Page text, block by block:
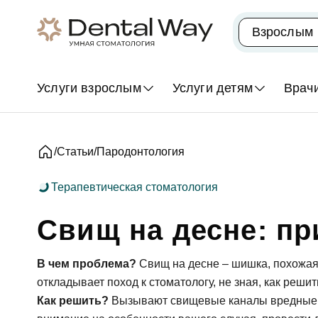
Взрослым
Услуги взрослым Услуги детям
Популярные запросы
Услуги для взрослых
Антистресс-стоматология (лечение зубов в
Терапевтическая стоматология (лечение
периодонтит, реставрация)
Хирургия стоматологическая, удаление зубов
Имплантация
Гнатология: лечение ВНЧС - при проблемах с
Услуги для детей
Лечение зубов детям во сне (под наркозом) и
Детская стоматологическая хирургия
Диагностика зубов у детей
Комплексные профилактические программы
Ортодонтия (исправление прикуса) детям и
Статьи Пародонтология
Терапевтическая стоматология
Свищ на десне:
В чем проблема? Свищ на десне – шишка, похожая
откладывает поход к стоматологу, не зная, как
Как решить? Вызывают свищевые каналы вредные